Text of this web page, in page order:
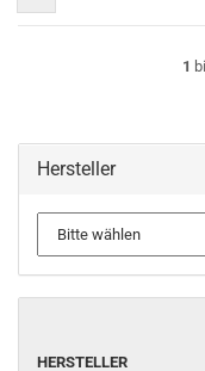
1
Hersteller
HERSTELLER
HERSTELLER